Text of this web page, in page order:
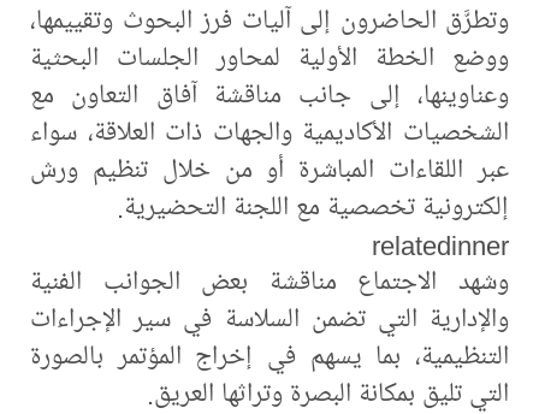
وتطرَّق الحاضرون إلى آليات فرز البحوث وتقييمها،
ووضع الخطة الأولية لمحاور الجلسات البحثية
وعناوينها، إلى جانب مناقشة آفاق التعاون مع
الشخصيات الأكاديمية والجهات ذات العلاقة، سواء
عبر اللقاءات المباشرة أو من خلال تنظيم ورش
إلكترونية تخصصية مع اللجنة التحضيرية.
relatedinner
وشهد الاجتماع مناقشة بعض الجوانب الفنية
والإدارية التي تضمن السلاسة في سير الإجراءات
التنظيمية، بما يسهم في إخراج المؤتمر بالصورة
التي تليق بمكانة البصرة وتراثها العريق.